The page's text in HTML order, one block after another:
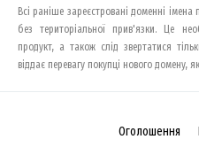
Всі раніше зареєстровані доменні
без територіальної прив'язки. Це
продукт, а також слід звертатися
віддає перевагу покупці нового домену,
Оголошення